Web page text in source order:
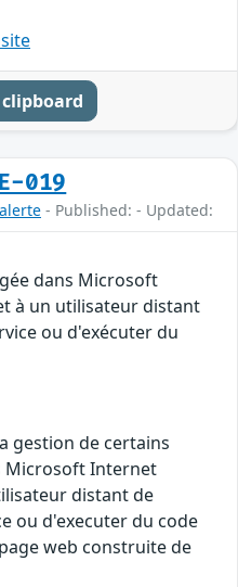
clipboard
019
- Published: - Updated:
dans Microsoft
à un utilisateur distant
ou d'exécuter du
gestion de certains
Microsoft Internet
distant de
ou d'executer du code
web construite de